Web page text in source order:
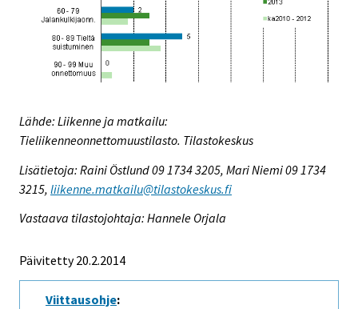
Lähde: Liikenne ja matkailu:
Tieliikenneonnettomuustilasto. Tilastokeskus
Lisätietoja: Raini Östlund 09 1734 3205, Mari Niemi 09 1734
3215, liikenne.matkailu@tilastokeskus.fi
Vastaava tilastojohtaja: Hannele Orjala
Päivitetty 20.2.2014
Viittausohje: